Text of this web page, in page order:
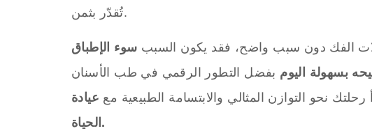
تُقدّر بثمن.
الفك دون سبب واضح، فقد يكون السبب سوء الإطباق
بسهولة اليوم
رحلتك نحو التوازن المثالي والابتسامة الطبيعية مع
الحياة.